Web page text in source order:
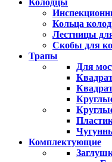
Колодцы
Кольца
Лестницы
Скобы для
Трапы
Для
Комплектующие